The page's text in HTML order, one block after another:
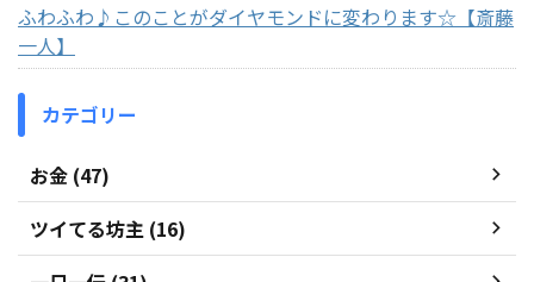
ふわふわ♪このことがダイヤモンドに変わります☆【斎藤
一人】
カテゴリー
お金 (47)
ツイてる坊主 (16)